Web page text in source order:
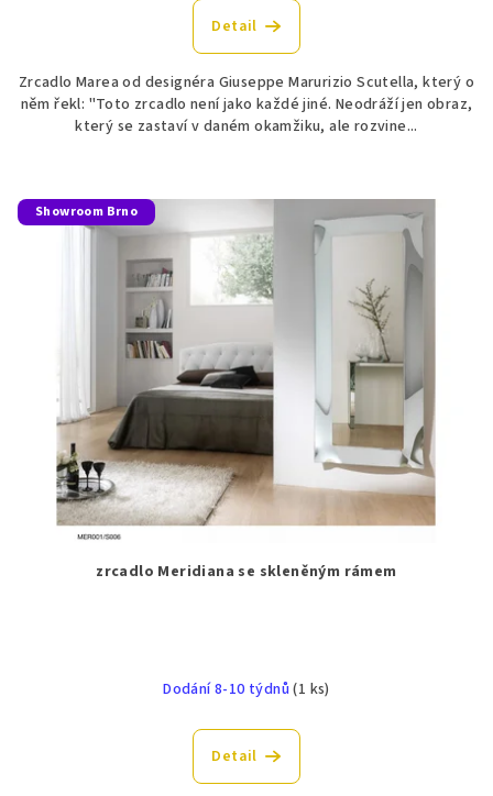
Detail
Zrcadlo Marea od designéra Giuseppe Marurizio Scutella, který o
něm řekl: "Toto zrcadlo není jako každé jiné. Neodráží jen obraz,
který se zastaví v daném okamžiku, ale rozvine...
Showroom Brno
zrcadlo Meridiana se skleněným rámem
Dodání 8-10 týdnů(1 ks)
Detail